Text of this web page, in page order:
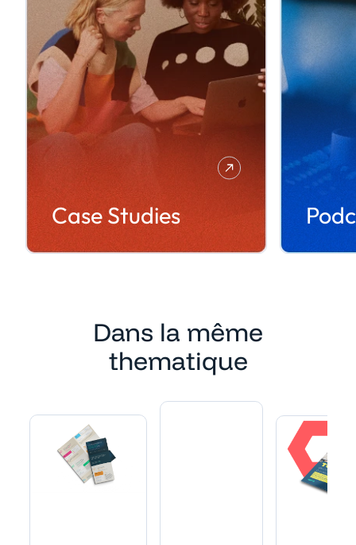
Case Studies
Dans la même
thematique